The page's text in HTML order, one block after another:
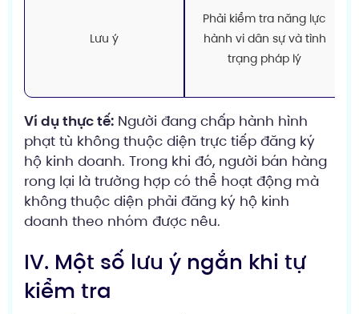
Lưu ý
Phải kiểm tra năng lực
hành vi dân sự và tình
trạng pháp lý
Ví dụ thực tế: Người đang chấp hành hình
phạt tù không thuộc diện trực tiếp đăng ký
hộ kinh doanh. Trong khi đó, người bán hàng
rong lại là trường hợp có thể hoạt động mà
không thuộc diện phải đăng ký hộ kinh
doanh theo nhóm được nêu.
IV. Một số lưu ý ngắn khi tự
kiểm tra